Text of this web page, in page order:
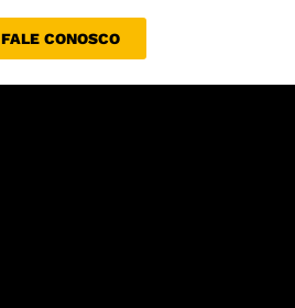
FALE CONOSCO